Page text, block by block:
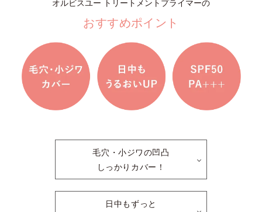
オルビスユー トリートメントプライマーの
おすすめポイント
毛穴・小ジワの凹凸
しっかりカバー！
日中もずっと